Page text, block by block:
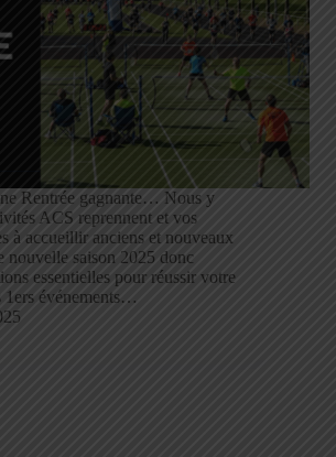
Rentrée gagnante… Nous y
ACS reprennent et vos
à accueillir anciens et nouveaux
nouvelle saison 2025 donc
essentielles pour réussir votre
1ers événements…